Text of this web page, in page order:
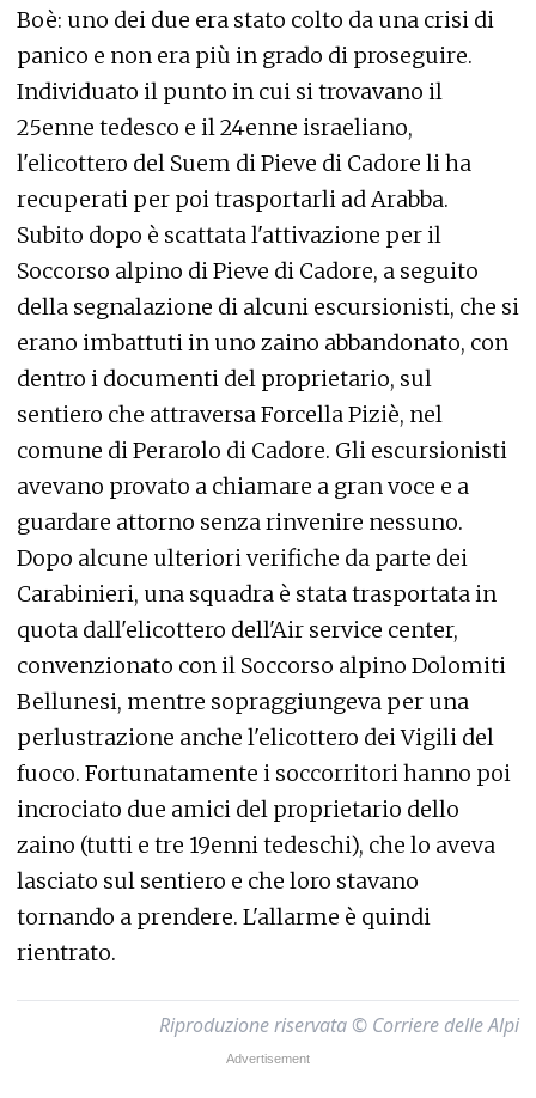
Boè: uno dei due era stato colto da una crisi di
panico e non era più in grado di proseguire.
Individuato il punto in cui si trovavano il
25enne tedesco e il 24enne israeliano,
l'elicottero del Suem di Pieve di Cadore li ha
recuperati per poi trasportarli ad Arabba.
Subito dopo è scattata l'attivazione per il
Soccorso alpino di Pieve di Cadore, a seguito
della segnalazione di alcuni escursionisti, che si
erano imbattuti in uno zaino abbandonato, con
dentro i documenti del proprietario, sul
sentiero che attraversa Forcella Piziè, nel
comune di Perarolo di Cadore. Gli escursionisti
avevano provato a chiamare a gran voce e a
guardare attorno senza rinvenire nessuno.
Dopo alcune ulteriori verifiche da parte dei
Carabinieri, una squadra è stata trasportata in
quota dall'elicottero dell'Air service center,
convenzionato con il Soccorso alpino Dolomiti
Bellunesi, mentre sopraggiungeva per una
perlustrazione anche l'elicottero dei Vigili del
fuoco. Fortunatamente i soccorritori hanno poi
incrociato due amici del proprietario dello
zaino (tutti e tre 19enni tedeschi), che lo aveva
lasciato sul sentiero e che loro stavano
tornando a prendere. L'allarme è quindi
rientrato.
Riproduzione riservata © Corriere delle Alpi